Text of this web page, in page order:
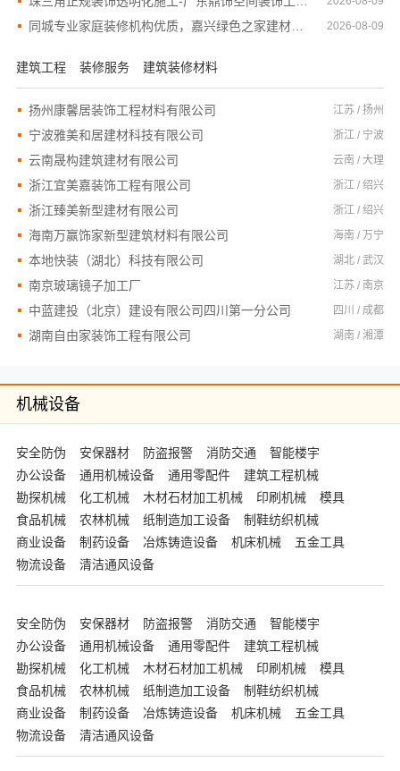
同城专业家庭装修机构优质，嘉兴绿色之家建材科技有限公司透明施工 2026-08-09
建筑工程 装修服务 建筑装修材料
扬州康馨居装饰工程材料有限公司 江苏 / 扬州
宁波雅美和居建材科技有限公司 浙江 / 宁波
云南晟构建筑建材有限公司 云南 / 大理
浙江宜美嘉装饰工程有限公司 浙江 / 绍兴
浙江臻美新型建材有限公司 浙江 / 绍兴
海南万赢饰家新型建筑材料有限公司 海南 / 万宁
本地快装（湖北）科技有限公司 湖北 / 武汉
南京玻璃镜子加工厂 江苏 / 南京
中蓝建投（北京）建设有限公司四川第一分公司 四川 / 成都
湖南自由家装饰工程有限公司 湖南 / 湘潭
机械设备
安全防伪 安保器材 防盗报警 消防交通
智能楼宇
办公设备
通用机械设备 通用零配件
建筑工程机械
勘探机械
化工机械 木材石材加工机械 印刷机械
模具
食品机械
农林机械 纸制造加工设备
制鞋纺织机械
商业设备
制药设备 冶炼铸造设备 机床机械
五金工具
物流设备
清洁通风设备
安全防伪 安保器材 防盗报警 消防交通
智能楼宇
办公设备
通用机械设备 通用零配件
建筑工程机械
勘探机械
化工机械 木材石材加工机械 印刷机械
模具
食品机械
农林机械 纸制造加工设备
制鞋纺织机械
商业设备
制药设备 冶炼铸造设备 机床机械
五金工具
物流设备
清洁通风设备